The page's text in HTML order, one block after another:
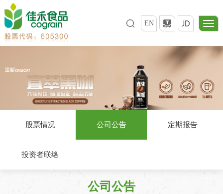
EN
股票情况 公司公告 定期报告
投资者联络
公司公告